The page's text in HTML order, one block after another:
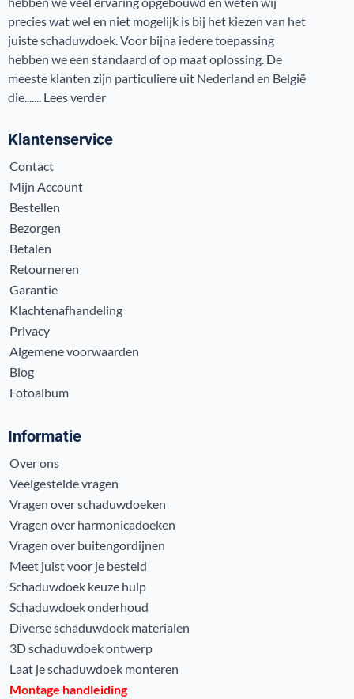
precies wat wel en niet mogelijk is bij het kiezen van het
juiste schaduwdoek. Voor bijna iedere toepassing
hebben we een standaard of op maat oplossing. De
meeste klanten zijn particuliere uit Nederland en België
die....... Lees verder
Klantenservice
Contact
Mijn Account
Bestellen
Bezorgen
Betalen
Retourneren
Garantie
Klachtenafhandeling
Privacy
Algemene voorwaarden
Blog
Fotoalbum
Informatie
Over ons
Veelgestelde vragen
Vragen over schaduwdoeken
Vragen over harmonicadoeken
Vragen over buitengordijnen
Meet juist voor je besteld
Schaduwdoek keuze hulp
Schaduwdoek onderhoud
Diverse schaduwdoek materialen
3D schaduwdoek ontwerp
Laat je schaduwdoek monteren
Montage handleiding